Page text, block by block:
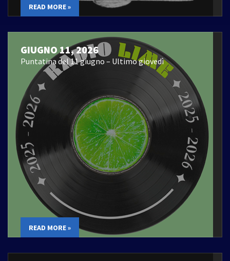
READ MORE »
GIUGNO 11, 2026
Puntatina del 11 giugno – Ultimo giovedì
READ MORE »